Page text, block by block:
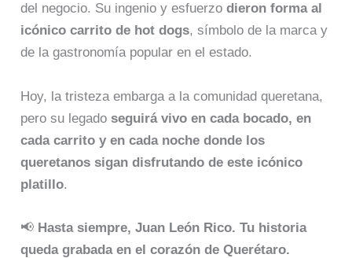
del negocio. Su ingenio y esfuerzodieron forma al
icónico carrito de hot dogs, símbolo de la marca y
de la gastronomía popular en el estado.
Hoy, la tristeza embarga a la comunidad queretana,
pero su legadoseguirá vivo en cada bocado, en
cada carrito y en cada noche donde los
queretanos sigan disfrutando de este icónico
platillo.
📢 Hasta siempre, Juan León Rico. Tu historia
queda grabada en el corazón de Querétaro.